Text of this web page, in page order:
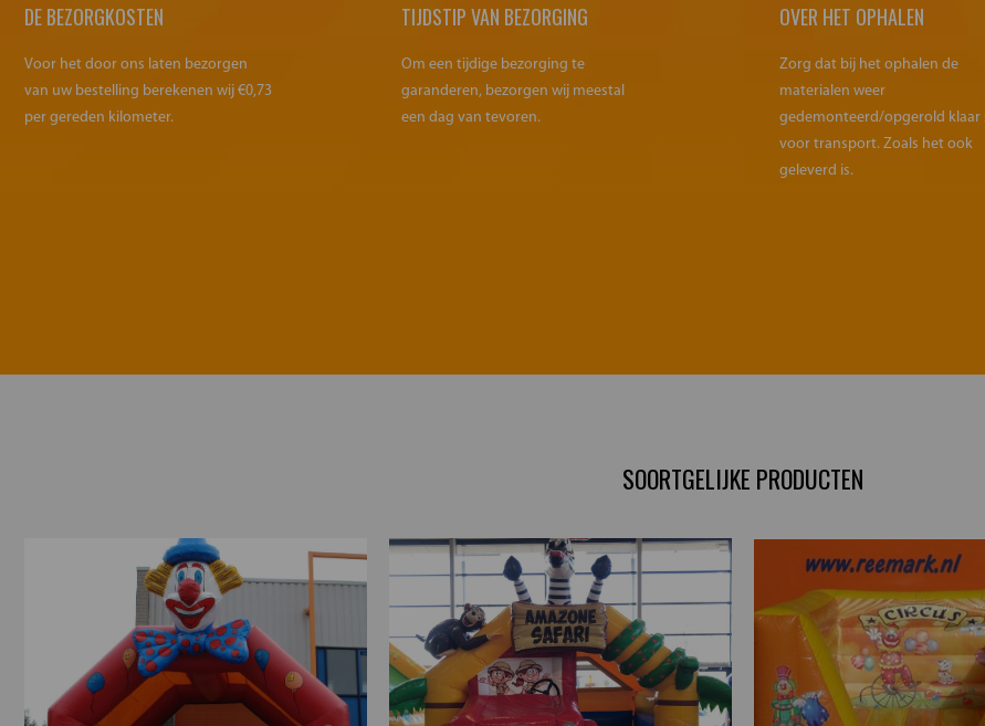
DE BEZORGKOSTEN
Voor het door ons laten bezorgen
van uw bestelling berekenen wij €0,73
per gereden kilometer.
TIJDSTIP VAN BEZORGING
Om een tijdige bezorging te
garanderen, bezorgen wij meestal
een dag van tevoren.
OVER HET OPHALEN
Zorg dat bij het ophalen de
materialen weer
gedemonteerd/opgerold klaar
voor transport. Zoals het ook
geleverd is.
SOORTGELIJKE PRODUCTEN